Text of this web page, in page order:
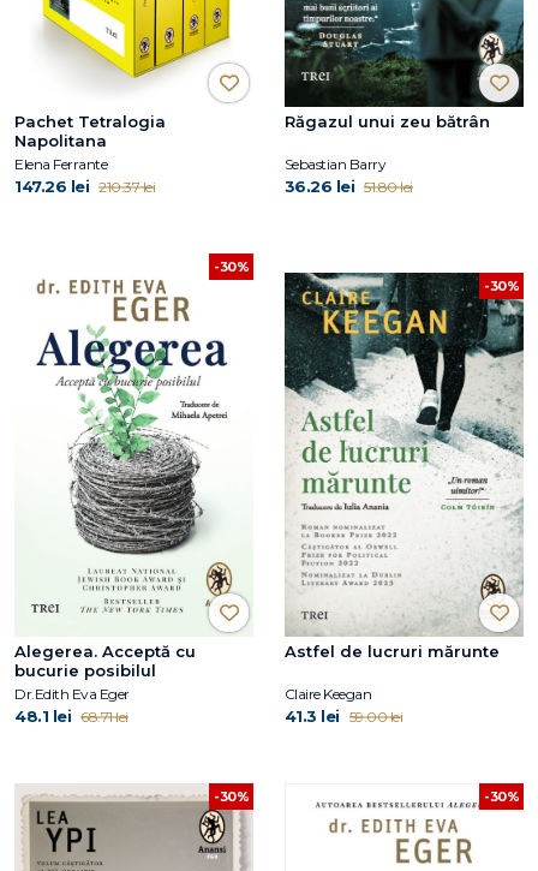
Pachet Tetralogia
Napolitana
Elena Ferrante
147.26 lei 210.37 lei
Răgazul unui zeu bătrân
Sebastian Barry
36.26 lei 51.80 lei
-30%
Alegerea. Acceptă cu
bucurie posibilul
Dr.Edith Eva Eger
48.1 lei 68.71 lei
-30%
Astfel de lucruri mărunte
Claire Keegan
41.3 lei 59.00 lei
-30% -30%